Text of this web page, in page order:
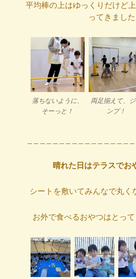
平均棒の上はゆっくりだけど
ってきました
落ちないように、
そーっと！
両足揃えて、
ンプ！
晴れた日はテラスでお
シートを敷いてみんなで丸く
お外で食べるおやつはとっ